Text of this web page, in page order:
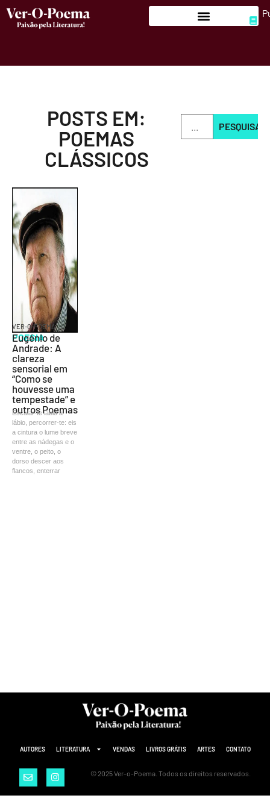
POSTS EM:
POEMAS
CLÁSSICOS
PESQUISAR
VER-O-POEMA
POESIA
Eugénio de
Andrade: A
clareza
sensorial em
“Como se
houvesse uma
tempestade” e
outros Poemas
Escalar-te lábio a
lábio, percorrer-te: eis
a cintura o lume breve
entre as nádegas e o
ventre, o peito, o
dorso descer aos
flancos, enterrar
AUTORES LITERATURA VENDAS LIVROS GRÁTIS ARTES CONTATO
© 2025 Ver-o-Poema. Todos os direitos reservados.